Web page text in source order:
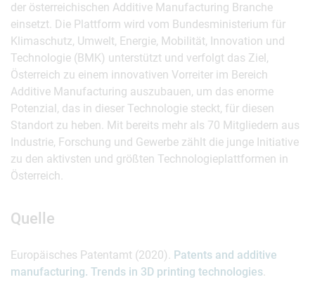
der österreichischen Additive Manufacturing Branche
einsetzt. Die Plattform wird vom Bundesministerium für
Klimaschutz, Umwelt, Energie, Mobilität, Innovation und
Technologie (BMK) unterstützt und verfolgt das Ziel,
Österreich zu einem innovativen Vorreiter im Bereich
Additive Manufacturing auszubauen, um das enorme
Potenzial, das in dieser Technologie steckt, für diesen
Standort zu heben. Mit bereits mehr als 70 Mitgliedern aus
Industrie, Forschung und Gewerbe zählt die junge Initiative
zu den aktivsten und größten Technologieplattformen in
Österreich.
Quelle
Europäisches Patentamt (2020). Patents and additive
manufacturing. Trends in 3D printing technologies.